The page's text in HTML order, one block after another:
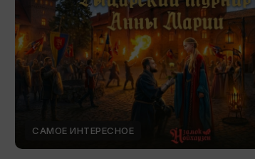
САМОЕ ИНТЕРЕСНОЕ